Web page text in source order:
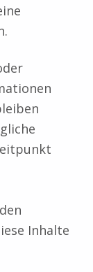
Inhalte